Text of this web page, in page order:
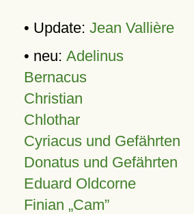
• Update: Jean Vallière
• neu: Adelinus
Bernacus
Christian
Chlothar
Cyriacus und Gefährten
Donatus und Gefährten
Eduard Oldcorne
Finian Cam